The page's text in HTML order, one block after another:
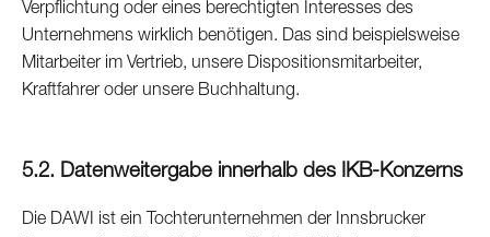
Verpflichtung oder eines berechtigten Interesses des
Unternehmens wirklich benötigen. Das sind beispielsweise
Mitarbeiter im Vertrieb, unsere Dispositionsmitarbeiter,
Kraftfahrer oder unsere Buchhaltung.
5.2. Datenweitergabe innerhalb des IKB-Konzerns
Die DAWI ist ein Tochterunternehmen der Innsbrucker